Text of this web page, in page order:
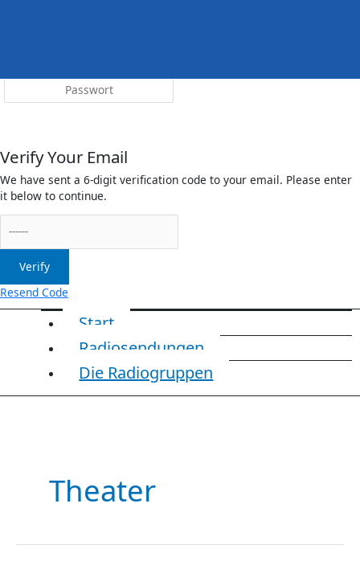
Verify Your Email
We have sent a 6-digit verification code to your email. Please enter
it below to continue.
Verify
Resend Code
Start
Radiosendungen
Die Radiogruppen
Theater